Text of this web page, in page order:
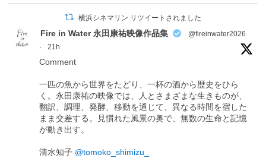
横浜シネマリン リツイートされました
Fire in Water 永田康祐映像作品集
@fireinwater2026
·
21h
Comment
一匹の魚から世界をたどり、一杯の酒から歴史をひら
く。永田康祐の映像では、人とさまざまな生きものが、
翻訳、調理、発酵、移動を通じて、異なる時間を宿した
まま交差する。見慣れた風景の奥で、無数の生命と記憶
が動き出す。
清水知子 @tomoko_shimizu_